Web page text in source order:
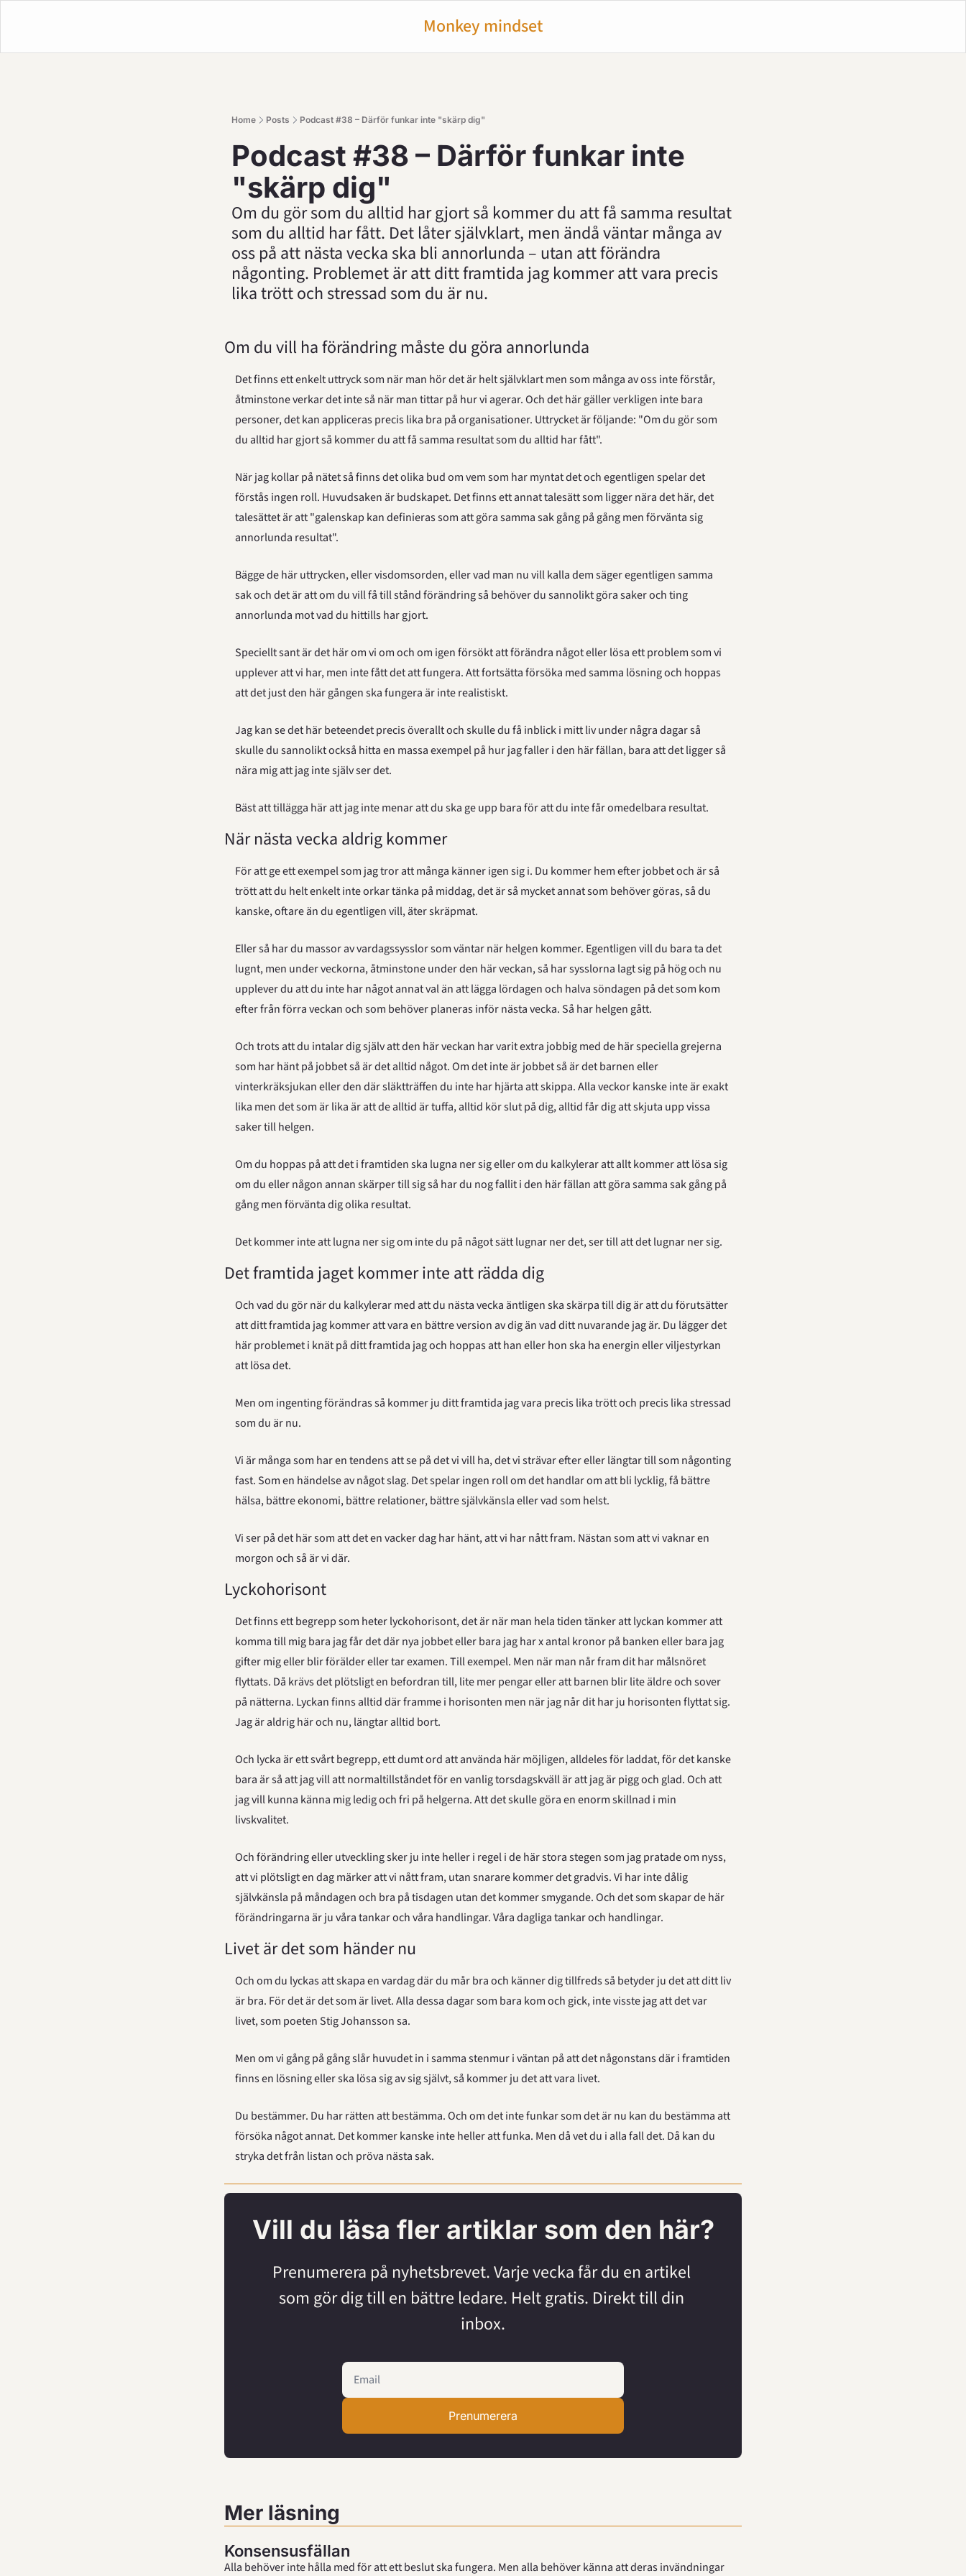
Monkey mindset
Home Posts Podcast #38 – Därför funkar inte "skärp dig"
Podcast #38 – Därför funkar inte
"skärp dig"
Om du gör som du alltid har gjort så kommer du att få samma resultat
som du alltid har fått. Det låter självklart, men ändå väntar många av
oss på att nästa vecka ska bli annorlunda – utan att förändra
någonting. Problemet är att ditt framtida jag kommer att vara precis
lika trött och stressad som du är nu.
Om du vill ha förändring måste du göra annorlunda
Det finns ett enkelt uttryck som när man hör det är helt självklart men som många av oss inte förstår,
åtminstone verkar det inte så när man tittar på hur vi agerar. Och det här gäller verkligen inte bara
personer, det kan appliceras precis lika bra på organisationer. Uttrycket är följande: "Om du gör som
du alltid har gjort så kommer du att få samma resultat som du alltid har fått".
När jag kollar på nätet så finns det olika bud om vem som har myntat det och egentligen spelar det
förstås ingen roll. Huvudsaken är budskapet. Det finns ett annat talesätt som ligger nära det här, det
talesättet är att "galenskap kan definieras som att göra samma sak gång på gång men förvänta sig
annorlunda resultat".
Bägge de här uttrycken, eller visdomsorden, eller vad man nu vill kalla dem säger egentligen samma
sak och det är att om du vill få till stånd förändring så behöver du sannolikt göra saker och ting
annorlunda mot vad du hittills har gjort.
Speciellt sant är det här om vi om och om igen försökt att förändra något eller lösa ett problem som vi
upplever att vi har, men inte fått det att fungera. Att fortsätta försöka med samma lösning och hoppas
att det just den här gången ska fungera är inte realistiskt.
Jag kan se det här beteendet precis överallt och skulle du få inblick i mitt liv under några dagar så
skulle du sannolikt också hitta en massa exempel på hur jag faller i den här fällan, bara att det ligger så
nära mig att jag inte själv ser det.
Bäst att tillägga här att jag inte menar att du ska ge upp bara för att du inte får omedelbara resultat.
När nästa vecka aldrig kommer
För att ge ett exempel som jag tror att många känner igen sig i. Du kommer hem efter jobbet och är så
trött att du helt enkelt inte orkar tänka på middag, det är så mycket annat som behöver göras, så du
kanske, oftare än du egentligen vill, äter skräpmat.
Eller så har du massor av vardagssysslor som väntar när helgen kommer. Egentligen vill du bara ta det
lugnt, men under veckorna, åtminstone under den här veckan, så har sysslorna lagt sig på hög och nu
upplever du att du inte har något annat val än att lägga lördagen och halva söndagen på det som kom
efter från förra veckan och som behöver planeras inför nästa vecka. Så har helgen gått.
Och trots att du intalar dig själv att den här veckan har varit extra jobbig med de här speciella grejerna
som har hänt på jobbet så är det alltid något. Om det inte är jobbet så är det barnen eller
vinterkräksjukan eller den där släktträffen du inte har hjärta att skippa. Alla veckor kanske inte är exakt
lika men det som är lika är att de alltid är tuffa, alltid kör slut på dig, alltid får dig att skjuta upp vissa
saker till helgen.
Om du hoppas på att det i framtiden ska lugna ner sig eller om du kalkylerar att allt kommer att lösa sig
om du eller någon annan skärper till sig så har du nog fallit i den här fällan att göra samma sak gång på
gång men förvänta dig olika resultat.
Det kommer inte att lugna ner sig om inte du på något sätt lugnar ner det, ser till att det lugnar ner sig.
Det framtida jaget kommer inte att rädda dig
Och vad du gör när du kalkylerar med att du nästa vecka äntligen ska skärpa till dig är att du förutsätter
att ditt framtida jag kommer att vara en bättre version av dig än vad ditt nuvarande jag är. Du lägger det
här problemet i knät på ditt framtida jag och hoppas att han eller hon ska ha energin eller viljestyrkan
att lösa det.
Men om ingenting förändras så kommer ju ditt framtida jag vara precis lika trött och precis lika stressad
som du är nu.
Vi är många som har en tendens att se på det vi vill ha, det vi strävar efter eller längtar till som någonting
fast. Som en händelse av något slag. Det spelar ingen roll om det handlar om att bli lycklig, få bättre
hälsa, bättre ekonomi, bättre relationer, bättre självkänsla eller vad som helst.
Vi ser på det här som att det en vacker dag har hänt, att vi har nått fram. Nästan som att vi vaknar en
morgon och så är vi där.
Lyckohorisont
Det finns ett begrepp som heter lyckohorisont, det är när man hela tiden tänker att lyckan kommer att
komma till mig bara jag får det där nya jobbet eller bara jag har x antal kronor på banken eller bara jag
gifter mig eller blir förälder eller tar examen. Till exempel. Men när man når fram dit har målsnöret
flyttats. Då krävs det plötsligt en befordran till, lite mer pengar eller att barnen blir lite äldre och sover
på nätterna. Lyckan finns alltid där framme i horisonten men när jag når dit har ju horisonten flyttat sig.
Jag är aldrig här och nu, längtar alltid bort.
Och lycka är ett svårt begrepp, ett dumt ord att använda här möjligen, alldeles för laddat, för det kanske
bara är så att jag vill att normaltillståndet för en vanlig torsdagskväll är att jag är pigg och glad. Och att
jag vill kunna känna mig ledig och fri på helgerna. Att det skulle göra en enorm skillnad i min
livskvalitet.
Och förändring eller utveckling sker ju inte heller i regel i de här stora stegen som jag pratade om nyss,
att vi plötsligt en dag märker att vi nått fram, utan snarare kommer det gradvis. Vi har inte dålig
självkänsla på måndagen och bra på tisdagen utan det kommer smygande. Och det som skapar de här
förändringarna är ju våra tankar och våra handlingar. Våra dagliga tankar och handlingar.
Livet är det som händer nu
Och om du lyckas att skapa en vardag där du mår bra och känner dig tillfreds så betyder ju det att ditt liv
är bra. För det är det som är livet. Alla dessa dagar som bara kom och gick, inte visste jag att det var
livet, som poeten Stig Johansson sa.
Men om vi gång på gång slår huvudet in i samma stenmur i väntan på att det någonstans där i framtiden
finns en lösning eller ska lösa sig av sig självt, så kommer ju det att vara livet.
Du bestämmer. Du har rätten att bestämma. Och om det inte funkar som det är nu kan du bestämma att
försöka något annat. Det kommer kanske inte heller att funka. Men då vet du i alla fall det. Då kan du
stryka det från listan och pröva nästa sak.
Vill du läsa fler artiklar som den här?
Prenumerera på nyhetsbrevet. Varje vecka får du en artikel
som gör dig till en bättre ledare. Helt gratis. Direkt till din
inbox.
Prenumerera
Mer läsning
Konsensusfällan
Alla behöver inte hålla med för att ett beslut ska fungera. Men alla behöver känna att deras invändningar